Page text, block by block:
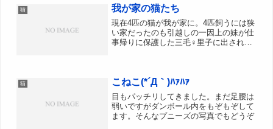
毛猫なので生まれる子猫はばらばらな柄
になるだろうなぁ。個人的...
猫 我が家の猫たち
現在4匹の猫が我が家に。4匹飼うには狭
い家だったのも引越しの一因上の妹が仕
事帰りに保護した三毛♀里子に出された
出されるまでは、「ねこ...
猫 こねこ(*´Д｀)ﾊｧﾊｧ
目もパッチリしてきました。まだ足腰は
弱いですがダンボール内をもぞもぞして
ます。そんなプニーズの写真でもどうぞ